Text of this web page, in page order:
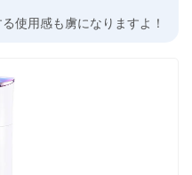
使用感も虜になりますよ！